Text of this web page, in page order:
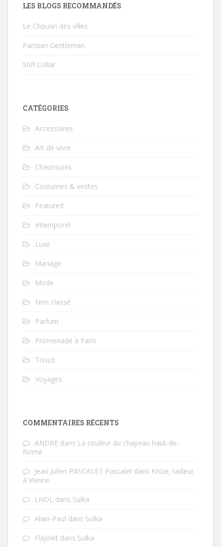
LES BLOGS RECOMMANDÉS
Le Chouan des villes
Parisian Gentleman
Stiff Collar
CATÉGORIES
Accessoires
Art de vivre
Chaussures
Costumes & vestes
Featured
Intemporel
Luxe
Mariage
Mode
Non classé
Parfum
Promenade à Paris
Tissus
Voyages
COMMENTAIRES RÉCENTS
ANDRE dans La couleur du chapeau haut-de-
forme
Jean Julien PASCALET Pascalet dans Knize, tailleur
à Vienne
LNOL dans Sulka
Alain-Paul dans Sulka
Flajolet dans Sulka